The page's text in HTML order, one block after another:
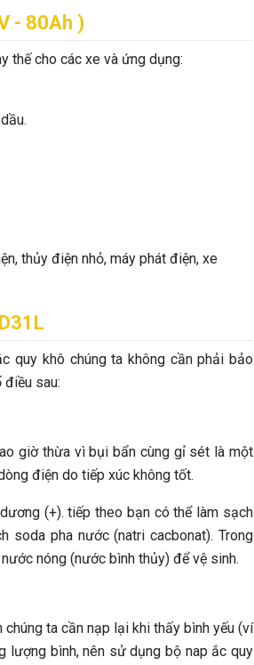
- 80Ah )
thế cho các xe và ứng dụng:
thủy điện nhỏ, máy phát điện, xe
quy khô chúng ta không cần phải bảo
điều sau:
giờ thừa vì bụi bẩn cùng gỉ sét là một
điện do tiếp xúc không tốt.
(+). tiếp theo bạn có thể làm sạch
soda pha nước (natri cacbonat). Trong
nóng (nước bình thủy) để vệ sinh.
ta cần nạp lại khi thấy bình yếu (ví
lượng bình, nên sử dụng bộ nap ắc quy